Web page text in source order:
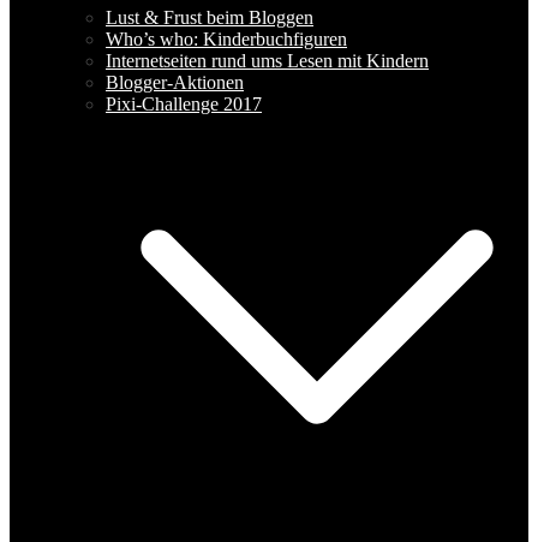
Lust & Frust beim Bloggen
Who’s who: Kinderbuchfiguren
Internetseiten rund ums Lesen mit Kindern
Blogger-Aktionen
Pixi-Challenge 2017